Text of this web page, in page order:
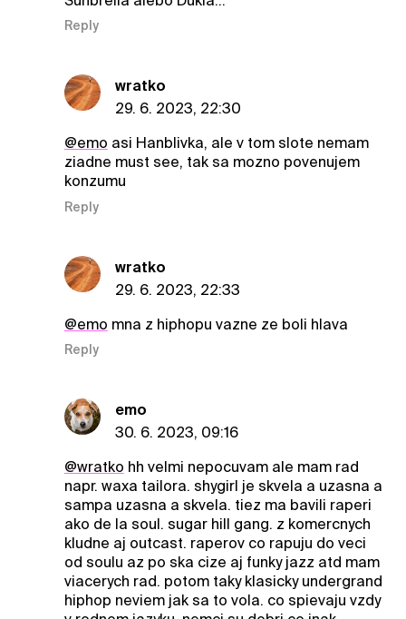
Reply
wratko
29. 6. 2023, 22:30
@emo asi Hanblivka, ale v tom slote nemam
ziadne must see, tak sa mozno povenujem
konzumu
Reply
wratko
29. 6. 2023, 22:33
@emo mna z hiphopu vazne ze boli hlava
Reply
emo
30. 6. 2023, 09:16
@wratko hh velmi nepocuvam ale mam rad
napr. waxa tailora. shygirl je skvela a uzasna a
sampa uzasna a skvela. tiez ma bavili raperi
ako de la soul. sugar hill gang. z komercnych
kludne aj outcast. raperov co rapuju do veci
od soulu az po ska cize aj funky jazz atd mam
viacerych rad. potom taky klasicky undergrand
hiphop neviem jak sa to vola. co spievaju vzdy